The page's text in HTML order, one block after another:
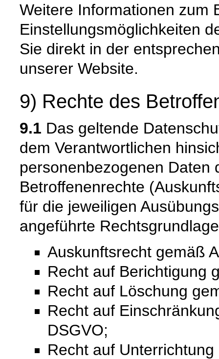
Weitere Informationen zum
Einstellungsmöglichkeiten
Sie direkt in der
unserer Website.
9) Rechte des
9.1 Das geltende
dem Verantwortlichen
personenbezogenen Daten
Betroffenenrechte
für die jeweiligen
angeführte
Auskunftsrecht gemäß
Recht auf Berichtigung
Recht auf Löschung
Recht auf
DSGVO;
Recht auf